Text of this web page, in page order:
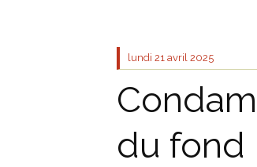
lundi 21 avril 2025
du fond